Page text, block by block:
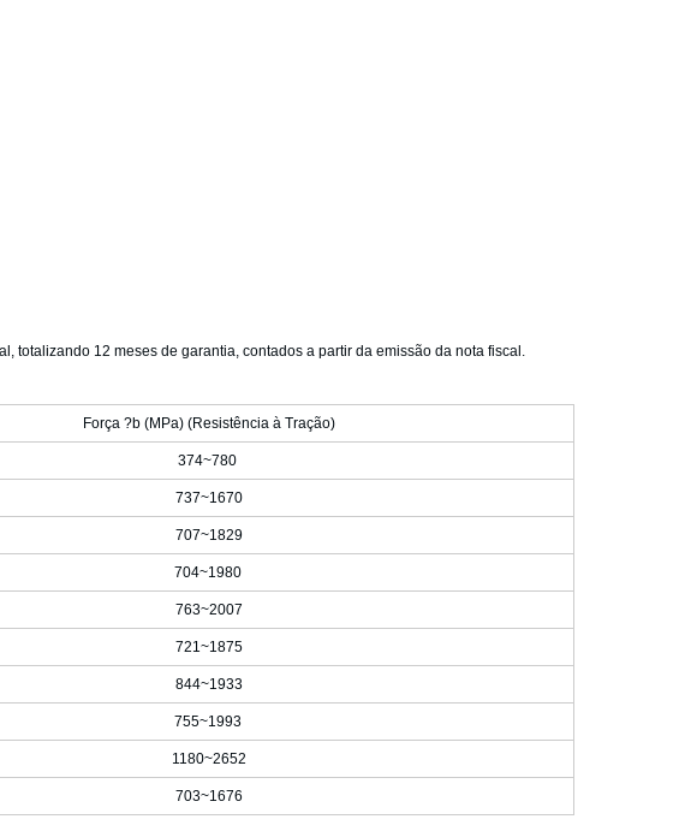
totalizando 12 meses de garantia, contados a partir da emissão da nota fiscal.
Força ?b (MPa) (Resistência à Tração)
374~780
737~1670
707~1829
704~1980
763~2007
721~1875
844~1933
755~1993
1180~2652
703~1676